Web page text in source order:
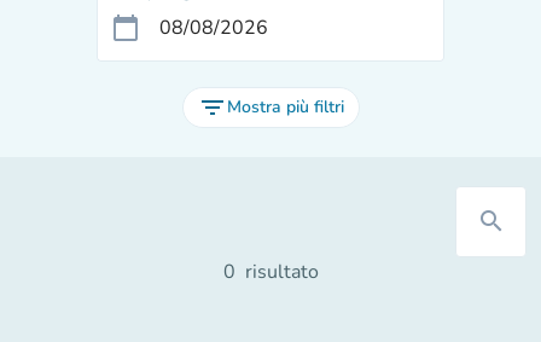
calendar_today
filter_list Mostra più filtri
search
0 risultato